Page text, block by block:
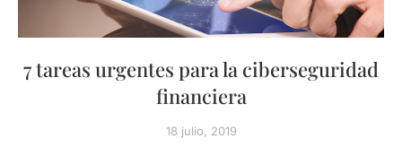
7 tareas urgentes para la ciberseguridad
financiera
18 julio, 2019